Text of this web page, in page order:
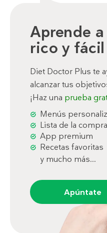
Aprende
rico y fácil
Diet Doctor Plus te
alcanzar tus
¡Haz una prueba
Menús
Lista de la compra
App premium
Recetas favoritas
y mucho más...
Apúntate